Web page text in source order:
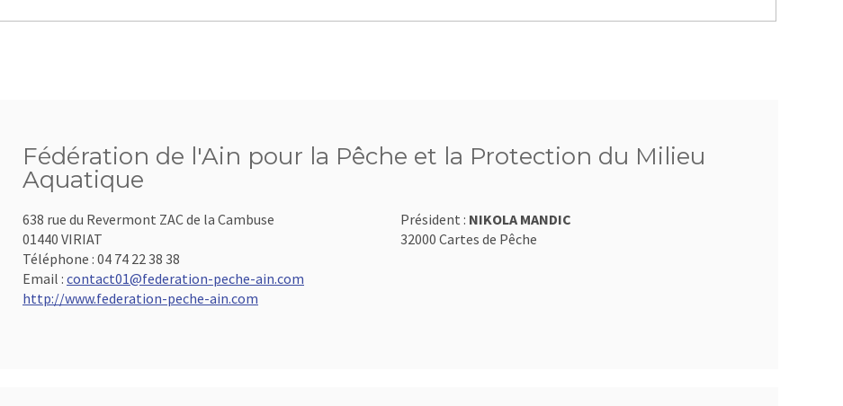
Fédération de l'Ain pour la Pêche et la Protection du Milieu
Aquatique
638 rue du Revermont ZAC de la Cambuse
01440 VIRIAT
Téléphone : 04 74 22 38 38
Email : contact01@federation-peche-ain.com
http://www.federation-peche-ain.com
Président : NIKOLA MANDIC
32000 Cartes de Pêche